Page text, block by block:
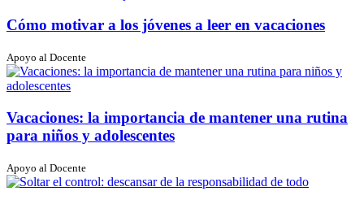
Cómo motivar a los jóvenes a leer en vacaciones
Apoyo al Docente
Vacaciones: la importancia de mantener una rutina
para niños y adolescentes
Apoyo al Docente